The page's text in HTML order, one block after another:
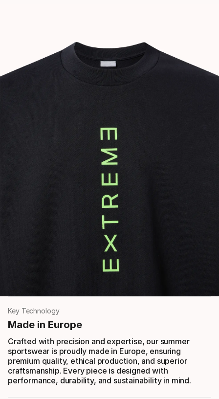
Key Technology
Made in Europe
Crafted with precision and expertise, our summer
sportswear is proudly made in Europe, ensuring
premium quality, ethical production, and superior
craftsmanship. Every piece is designed with
performance, durability, and sustainability in mind.